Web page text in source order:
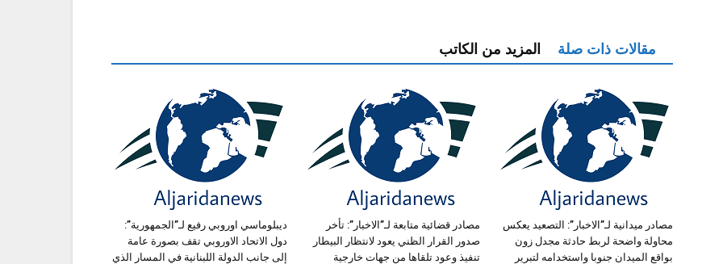
مقالات ذات صلة المزيد من الكاتب
ديبلوماسي اوروبي رفيع لـ”الجمهورية”:
دول الاتحاد الاوروبي تقف بصورة عامة
إلى جانب الدولة اللبنانية في المسار الذي
مصادر قضائية متابعة لـ”الاخبار”: تأخر
صدور القرار الظني يعود لانتظار البيطار
تنفيذ وعود تلقاها من جهات خارجية
مصادر ميدانية لـ”الاخبار”: التصعيد يعكس
محاولة واضحة لربط حادثة مجدل زون
بواقع الميدان جنوبا واستخدامه لتبرير